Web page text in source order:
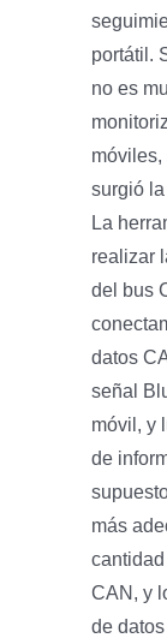
portátil.
no es
surgió
La
realizar
del bus
datos
señal
móvil, y
de
más
CAN, y
de